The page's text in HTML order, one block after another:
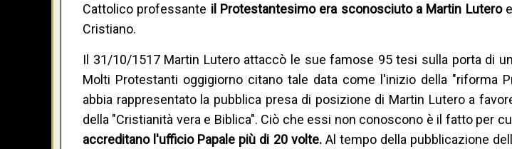
Cattolico professante il Protestantesimo era sconosciuto a Martin Lutero
Cristiano.
Il 31/10/1517 Martin Lutero attaccò le sue famose 95 tesi sulla porta di
Molti Protestanti oggigiorno citano tale data come l'inizio della "riforma
abbia rappresentato la pubblica presa di posizione di Martin Lutero a
della "Cristianità vera e Biblica". Ciò che essi non conoscono è il fatto per
accreditano l'ufficio Papale più di 20 volte. Al tempo della pubblicazione